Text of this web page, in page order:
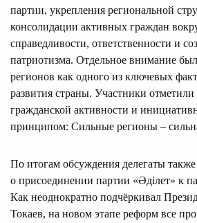
партии, укрепления региональной
консолидации активных граждан
справедливости, ответственности и
патриотизма. Отдельное внимание
регионов как одного из ключевых
развития страны. Участники
гражданской активности и
принципом: Сильные регионы –
По итогам обсуждения делегаты
о присоединении партии «Әділет» к
Как неоднократно подчёркивал
Токаев, на новом этапе реформ все